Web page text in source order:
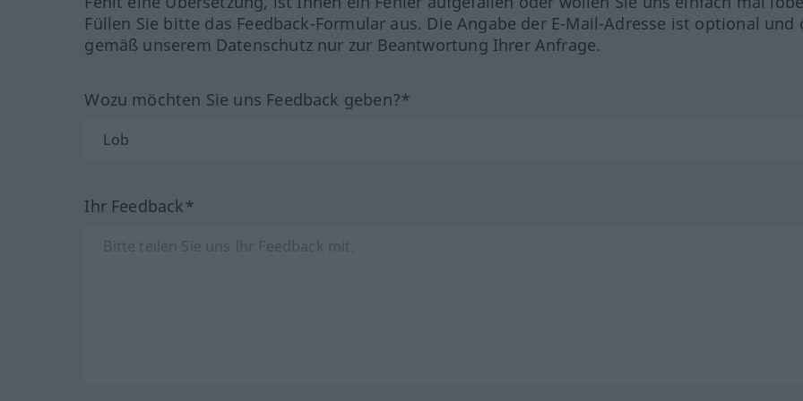
Füllen Sie bitte das Feedback-Formular aus. Die Angabe der E-Mail-Adresse ist optional und
gemäß unserem Datenschutz nur zur Beantwortung Ihrer Anfrage.
Wozu möchten Sie uns Feedback geben?*
Ihr Feedback*